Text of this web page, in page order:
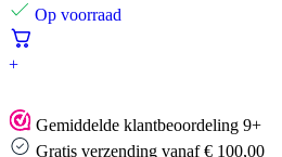
Op voorraad
+
Gemiddelde klantbeoordeling 9+
Gratis verzending vanaf € 100,00